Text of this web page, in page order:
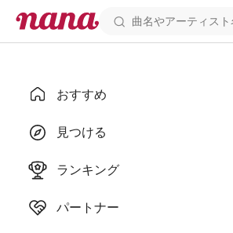
おすすめ
見つける
ランキング
パートナー